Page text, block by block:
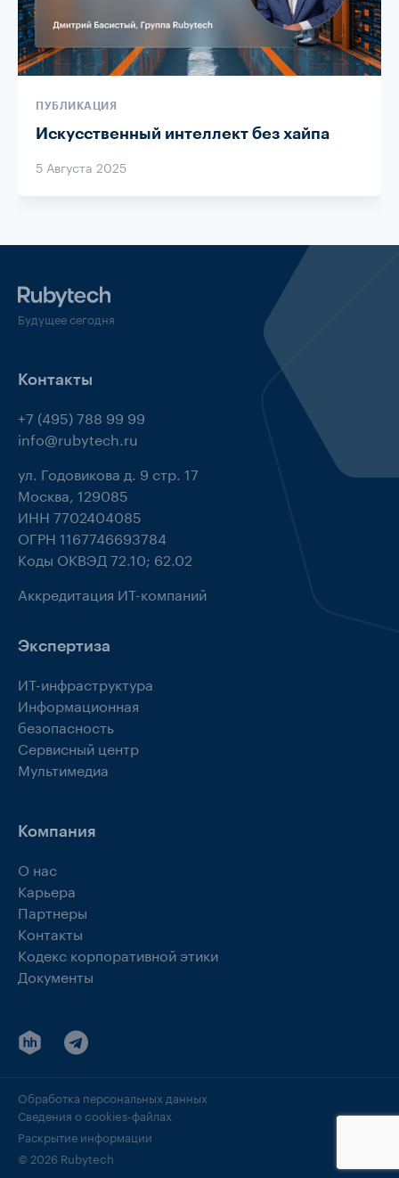
ПУБЛИКАЦИЯ
Искусственный интеллект без хайпа
5 Августа 2025
Контакты
+7 (495) 788 99 99
info@rubytech.ru
ул. Годовикова д. 9 стр. 17
Москва, 129085
ИНН 7702404085
ОГРН 1167746693784
Коды ОКВЭД 72.10; 62.02
Аккредитация ИТ-компаний
Экспертиза
ИТ-инфраструктура
Информационная
безопасность
Сервисный центр
Мультимедиа
Компания
О нас
Карьера
Партнеры
Контакты
Кодекс корпоративной этики
Документы
Будущее сегодня
© 2026 Rubytech
Обработка персональных данных
Сведения о cookies-файлах
Раскрытие информации